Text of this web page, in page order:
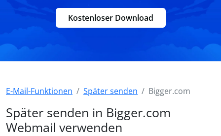
Kostenloser Download
E-Mail-Funktionen Später senden Bigger.com
Später senden in Bigger.com
Webmail verwenden